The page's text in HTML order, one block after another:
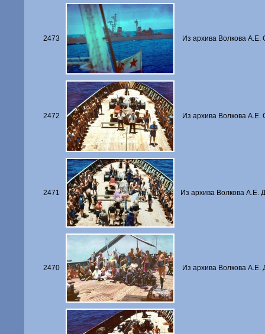
2473 Из архива Волкова А.Е.
2472 Из архива Волкова
2471 Из архива Волкова А.Е.
2470 Из архива Волкова А.Е.